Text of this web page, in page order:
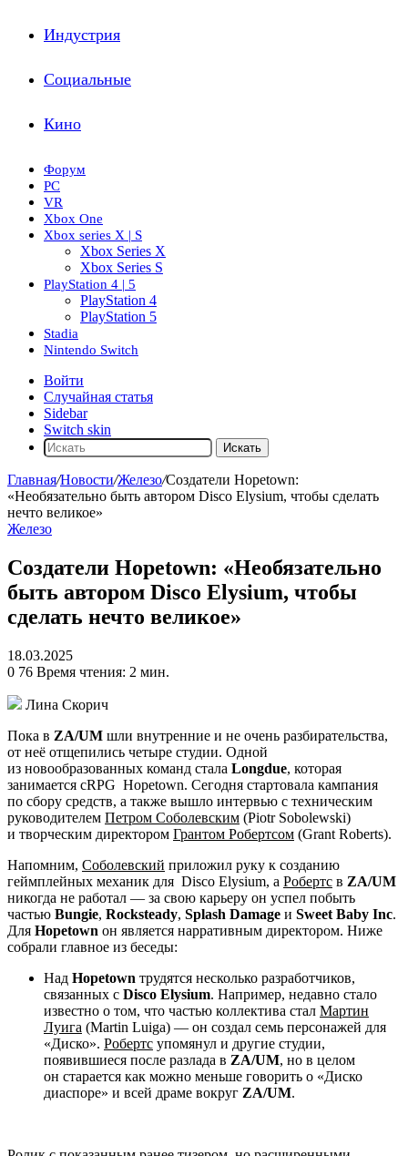
Индустрия
Социальные
Кино
Форум
PC
VR
Xbox One
Xbox series X | S
Xbox Series X
Xbox Series S
PlayStation 4 | 5
PlayStation 4
PlayStation 5
Stadia
Nintendo Switch
Войти
Случайная статья
Sidebar
Switch skin
Искать
Главная/Новости/Железо/Создатели Hopetown:
«Необязательно быть автором Disco Elysium, чтобы сделать
нечто великое»
Железо
Создатели Hopetown: «Необязательно
быть автором Disco Elysium, чтобы
сделать нечто великое»
18.03.2025
0 76 Время чтения: 2 мин.
Лина Скорич
Пока в ZA/UM шли внутренние и не очень разбирательства,
от неё отщепились четыре студии. Одной
из новообразованных команд стала Longdue, которая
занимается cRPG Hopetown. Сегодня стартовала кампания
по сбору средств, а также вышло интервью с техническим
руководителем Петром Соболевским (Piotr Sobolewski)
и творческим директором Грантом Робертсом (Grant Roberts).
Напомним, Соболевский приложил руку к созданию
геймплейных механик для Disco Elysium, а Робертс в ZA/UM
никогда не работал — за свою карьеру он успел побыть
частью Bungie, Rocksteady, Splash Damage и Sweet Baby Inc.
Для Hopetown он является нарративным директором. Ниже
собрали главное из беседы:
Над Hopetown трудятся несколько разработчиков,
связанных с Disco Elysium. Например, недавно стало
известно о том, что частью коллектива стал Мартин
Луига (Martin Luiga) — он создал семь персонажей для
«Диско». Робертс упомянул и другие студии,
появившиеся после разлада в ZA/UM, но в целом
он старается как можно меньше говорить о «Диско
диаспоре» и всей драме вокруг ZA/UM.